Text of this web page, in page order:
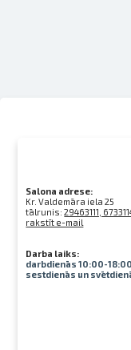
Salona adrese:
Kr. Valdemāra iela 25
tālrunis:29463111,
rakstīt e-mail
Darba laiks:
darbdienās 10:00-18:00
sestdienās un